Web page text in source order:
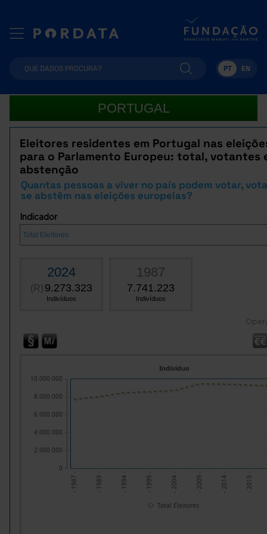
PT EN
PORTUGAL
Eleitores residentes em Portugal nas
para o Parlamento Europeu: total, votantes
abstenção
Quantas pessoas a viver no país podem votar,
se abstêm nas eleições europeias?
Indicador
2024
(R) 9.273.323
Indivíduos
1987
7.741.223
Indivíduos
- 1987 - - 1989 - - 1994 - - 1999 - - 2004 - - 2009 - - 2014 - - 2019 -
Indivíduo
0
2.000.000
4.000.000
6.000.000
8.000.000
10.000.000
Total Eleitores